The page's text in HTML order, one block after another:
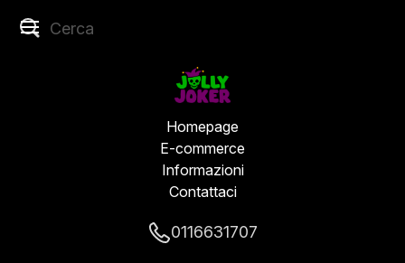
Homepage
E-commerce
Informazioni
Contattaci
0116631707